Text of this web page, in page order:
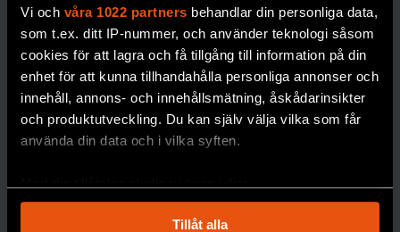
Vi och våra 1022 partners behandlar din personliga data,
som t.ex. ditt IP-nummer, och använder teknologi såsom
cookies för att lagra och få tillgång till information på din
enhet för att kunna tillhandahålla personliga annonser och
innehåll, annons- och innehållsmätning, åskådarinsikter
och produktutveckling. Du kan själv välja vilka som får
använda din data och i vilka syften.
Tillåt alla
kostar drygt två
miljoner kronor. Nu
planeras ett lager för
djupfrysta människor
i norra Sverige.
PREMIUM
Att de
inte
erbjuds
löpand
e
mätnin
cker